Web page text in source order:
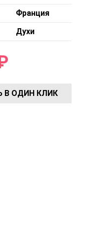
Франция
Духи
В ОДИН КЛИК